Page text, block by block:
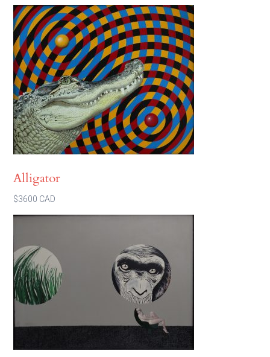
Alligator
$3600 CAD